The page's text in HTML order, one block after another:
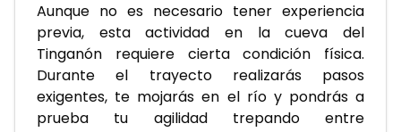
Aunque no es necesario tener experiencia
previa, esta actividad en la cueva del
Tinganón requiere cierta condición física.
Durante el trayecto realizarás pasos
exigentes, te mojarás en el río y pondrás a
prueba tu agilidad trepando entre